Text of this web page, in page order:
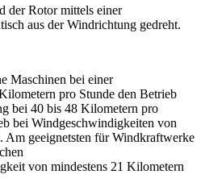
der Rotor mittels einer
aus der Windrichtung gedreht.
Maschinen bei einer
pro Stunde den Betrieb
bei 40 bis 48 Kilometern pro
bei Windgeschwindigkeiten von
Am geeignetsten für Windkraftwerke
von mindestens 21 Kilometern